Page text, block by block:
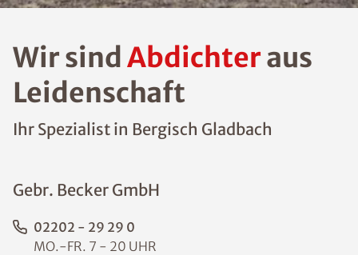
Wir sind Abdichteraus
Leidenschaft
Ihr Spezialist in Bergisch Gladbach
Gebr. Becker GmbH
02202 - 29 29 0
MO.-FR. 7 - 20 UHR